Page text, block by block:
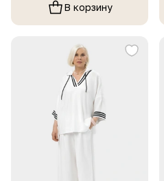
В корзину